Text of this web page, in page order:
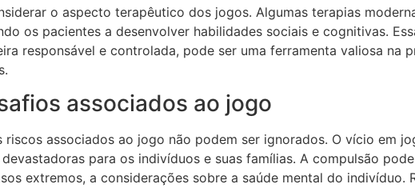
o aspecto terapêutico dos jogos. Algumas terapias
os pacientes a desenvolver habilidades sociais e cognitivas.
responsável e controlada, pode ser uma ferramenta valiosa na
associados ao jogo
associados ao jogo não podem ser ignorados. O vício em
para os indivíduos e suas famílias. A compulsão
extremos, a considerações sobre a saúde mental do